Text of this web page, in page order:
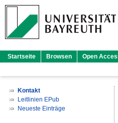
Startseite Browsen Open
Kontakt
Leitlinien EPub
Neueste Einträge